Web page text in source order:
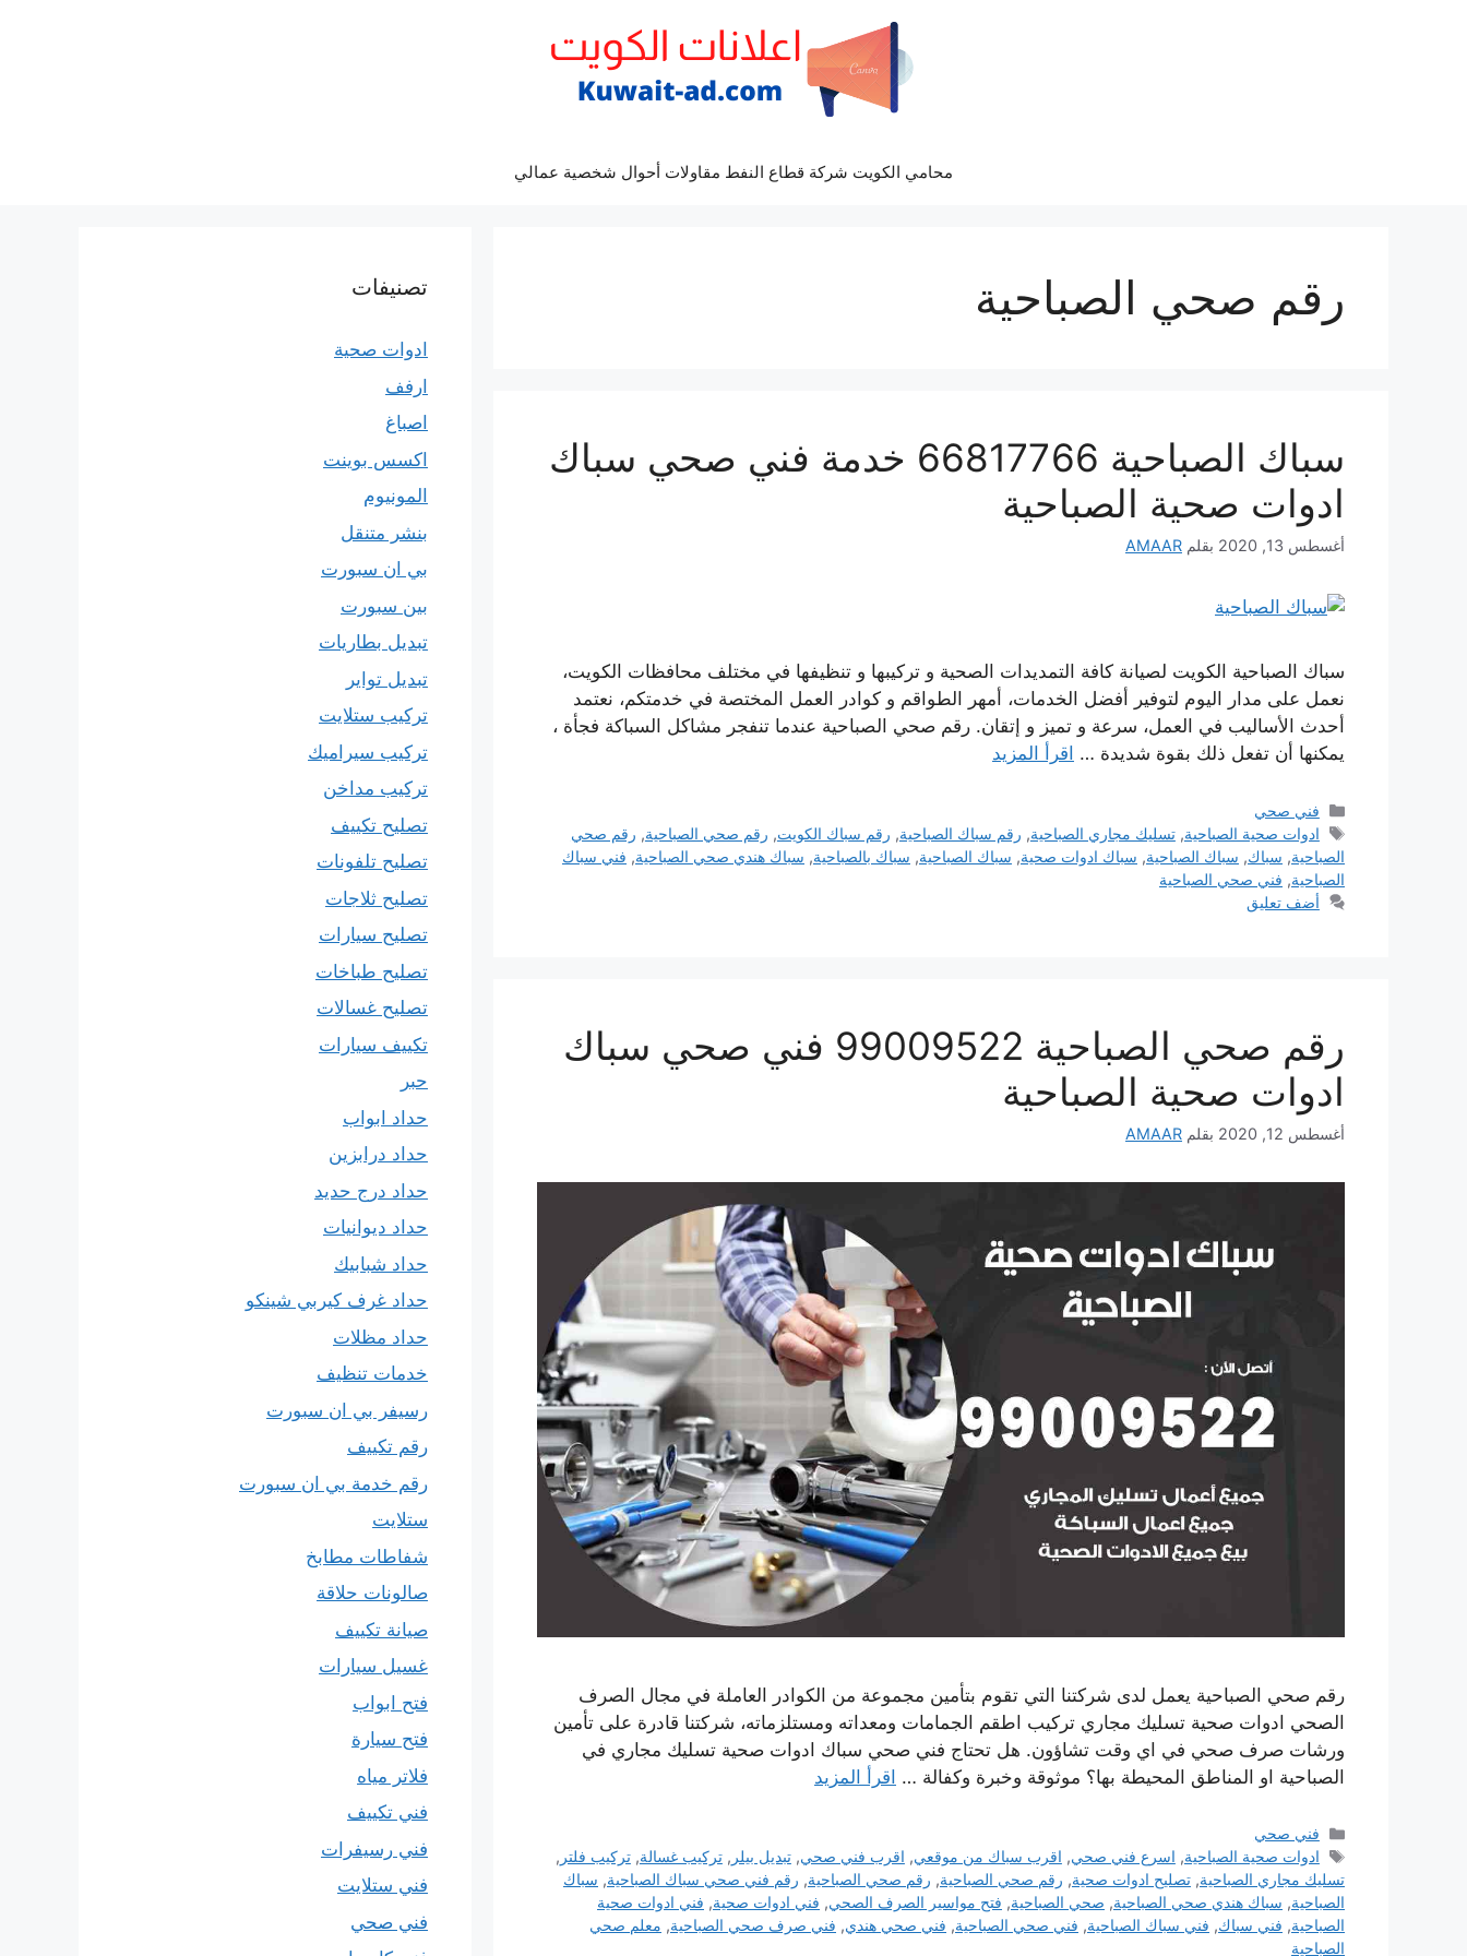
محامي الكويت شركة قطاع النفط مقاولات أحوال شخصية عمالي
رقم صحي الصباحية
سباك الصباحية 66817766 خدمة فني صحي سباك
ادوات صحية الصباحية
أغسطس 13, 2020 بقلم AMAAR
سباك الصباحية الكويت لصيانة كافة التمديدات الصحية و تركيبها و تنظيفها في مختلف محافظات الكويت،
نعمل على مدار اليوم لتوفير أفضل الخدمات، أمهر الطواقم و كوادر العمل المختصة في خدمتكم، نعتمد
أحدث الأساليب في العمل، سرعة و تميز و إتقان. رقم صحي الصباحية عندما تنفجر مشاكل السباكة فجأة ،
يمكنها أن تفعل ذلك بقوة شديدة … اقرأ المزيد
التصنيفات
فني صحي
الوسوم
ادوات صحية الصباحية,تسليك مجاري الصباحية, رقم سباك الصباحية, رقم سباك الكويت, رقم صحي الصباحية, رقم صحي
الصباحية, سباك, سباك الصباحية, سباك ادوات صحية, سباك الصباحية, سباك بالصباحية, سباك هندي صحي الصباحية, فني سباك
الصباحية, فني صحي الصباحية
أضف تعليق
رقم صحي الصباحية 99009522 فني صحي سباك
ادوات صحية الصباحية
أغسطس 12, 2020 بقلم AMAAR
رقم صحي الصباحية يعمل لدى شركتنا التي تقوم بتأمين مجموعة من الكوادر العاملة في مجال الصرف
الصحي ادوات صحية تسليك مجاري تركيب اطقم الجمامات ومعداته ومستلزماته، شركتنا قادرة على تأمين
ورشات صرف صحي في اي وقت تشاؤون. هل تحتاج فني صحي سباك ادوات صحية تسليك مجاري في
الصباحية او المناطق المحيطة بها؟ موثوقة وخبرة وكفالة … اقرأ المزيد
التصنيفات
فني صحي
الوسوم
ادوات صحية الصباحية, اسرع فني صحي, اقرب سباك من موقعي, اقرب فني صحي,تبديل بيلر ,تركيب غسالة,تركيب فلتر ,
تسليك مجاري الصباحية, تصليح ادوات صحية, رقم صحي الصباحية, رقم صحي الصباحية, رقم فني صحي سباك الصباحية, سباك
الصباحية, سباك هندي صحي الصباحية, صحي الصباحية, فتح مواسير الصرف الصحي, فني ادوات صحية, فني ادوات صحية
الصباحية, فني سباك, فني سباك الصباحية, فني صحي الصباحية, فني صحي هندي, فني صرف صحي الصباحية, معلم صحي
الصباحية
تصنيفات
ادوات صحية
ارفف
اصباغ
اكسس بوينت
المونيوم
بنشر متنقل
بي ان سبورت
بين سبورت
تبديل بطاريات
تبديل تواير
تركيب ستلايت
تركيب سيراميك
تركيب مداخن
تصليح تكييف
تصليح تلفونات
تصليح ثلاجات
تصليح سيارات
تصليح طباخات
تصليح غسالات
تكييف سيارات
حبر
حداد ابواب
حداد درابزين
حداد درج حديد
حداد ديوانيات
حداد شبابيك
حداد غرف كيربي شينكو
حداد مظلات
خدمات تنظيف
رسيفر بي ان سبورت
رقم تكييف
رقم خدمة بي ان سبورت
ستلايت
شفاطات مطابخ
صالونات حلاقة
صيانة تكييف
غسيل سيارات
فتح ابواب
فتح سيارة
فلاتر مياه
فني تكييف
فني رسيفرات
فني ستلايت
فني صحي